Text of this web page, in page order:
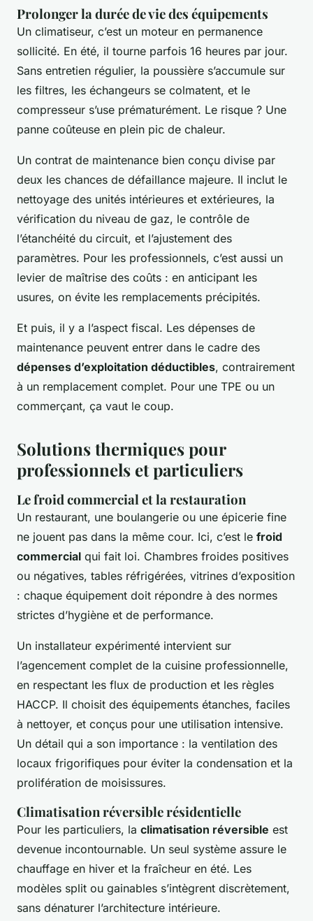
Prolonger la durée de vie des équipements
Un climatiseur, c’est un moteur en permanence
sollicité. En été, il tourne parfois 16 heures par jour.
Sans entretien régulier, la poussière s’accumule sur
les filtres, les échangeurs se colmatent, et le
compresseur s’use prématurément. Le risque ? Une
panne coûteuse en plein pic de chaleur.
Un contrat de maintenance bien conçu divise par
deux les chances de défaillance majeure. Il inclut le
nettoyage des unités intérieures et extérieures, la
vérification du niveau de gaz, le contrôle de
l’étanchéité du circuit, et l’ajustement des
paramètres. Pour les professionnels, c’est aussi un
levier de maîtrise des coûts : en anticipant les
usures, on évite les remplacements précipités.
Et puis, il y a l’aspect fiscal. Les dépenses de
maintenance peuvent entrer dans le cadre des
dépenses d’exploitation déductibles, contrairement
à un remplacement complet. Pour une TPE ou un
commerçant, ça vaut le coup.
Solutions thermiques pour
professionnels et particuliers
Le froid commercial et la restauration
Un restaurant, une boulangerie ou une épicerie fine
ne jouent pas dans la même cour. Ici, c’est le froid
commercial qui fait loi. Chambres froides positives
ou négatives, tables réfrigérées, vitrines d’exposition
: chaque équipement doit répondre à des normes
strictes d’hygiène et de performance.
Un installateur expérimenté intervient sur
l’agencement complet de la cuisine professionnelle,
en respectant les flux de production et les règles
HACCP. Il choisit des équipements étanches, faciles
à nettoyer, et conçus pour une utilisation intensive.
Un détail qui a son importance : la ventilation des
locaux frigorifiques pour éviter la condensation et la
prolifération de moisissures.
Climatisation réversible résidentielle
Pour les particuliers, la climatisation réversible est
devenue incontournable. Un seul système assure le
chauffage en hiver et la fraîcheur en été. Les
modèles split ou gainables s’intègrent discrètement,
sans dénaturer l’architecture intérieure.